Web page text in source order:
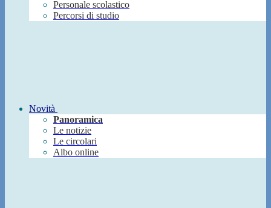
Personale scolastico
Percorsi di studio
Novità
Panoramica
Le notizie
Le circolari
Albo online